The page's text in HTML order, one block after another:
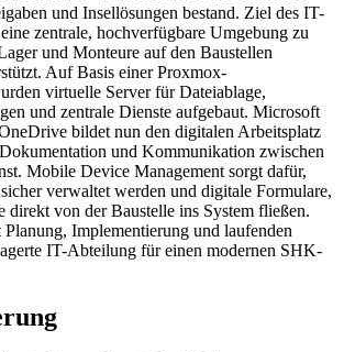
und Insellösungen bestand. Ziel des IT-
zentrale, hochverfügbare Umgebung zu
und Monteure auf den Baustellen
Auf Basis einer Proxmox-
virtuelle Server für Dateiablage,
und zentrale Dienste aufgebaut. Microsoft
bildet nun den digitalen Arbeitsplatz
und Kommunikation zwischen
Mobile Device Management sorgt dafür,
verwaltet werden und digitale Formulare,
direkt von der Baustelle ins System fließen.
Implementierung und laufenden
IT-Abteilung für einen modernen SHK-